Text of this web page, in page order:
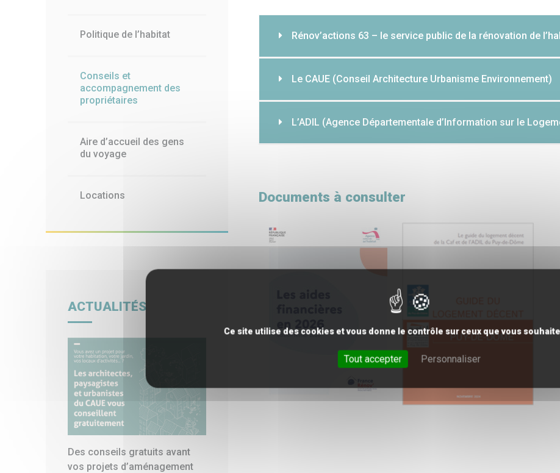
Rénov’actions 63 – le service public de la rénovation de
Le CAUE (Conseil Architecture Urbanisme Environnement)
L’ADIL (Agence Départementale d’Information sur le
Documents à consulter
ACTUALITÉS
Des conseils gratuits avant
vos projets d’aménagement
Politique de l’habitat
Conseils et
accompagnement des
propriétaires
Aire d’accueil des gens
du voyage
Locations
Ce site utilise des cookies et vous donne le contrôle sur ceux que vous
Tout accepter Personnaliser